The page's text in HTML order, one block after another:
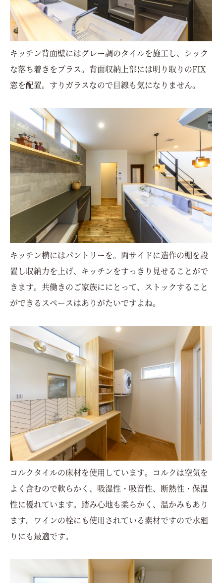
キッチン背面壁にはグレー調のタイルを施工し、シック
な落ち着きをプラス。背面収納上部には明り取りのFIX
窓を配置。すりガラスなので目線も気になりません。
キッチン横にはパントリーを。両サイドに造作の棚を設
置し収納力を上げ、キッチンをすっきり見せることがで
きます。共働きのご家族ににとって、ストックすること
ができるスペースはありがたいですよね。
コルクタイルの床材を使用しています。コルクは空気を
よく含むので軟らかく、吸湿性・吸音性、断熱性・保温
性に優れています。踏み心地も柔らかく、温かみもあり
ます。ワインの栓にも使用されている素材ですので水廻
りにも最適です。